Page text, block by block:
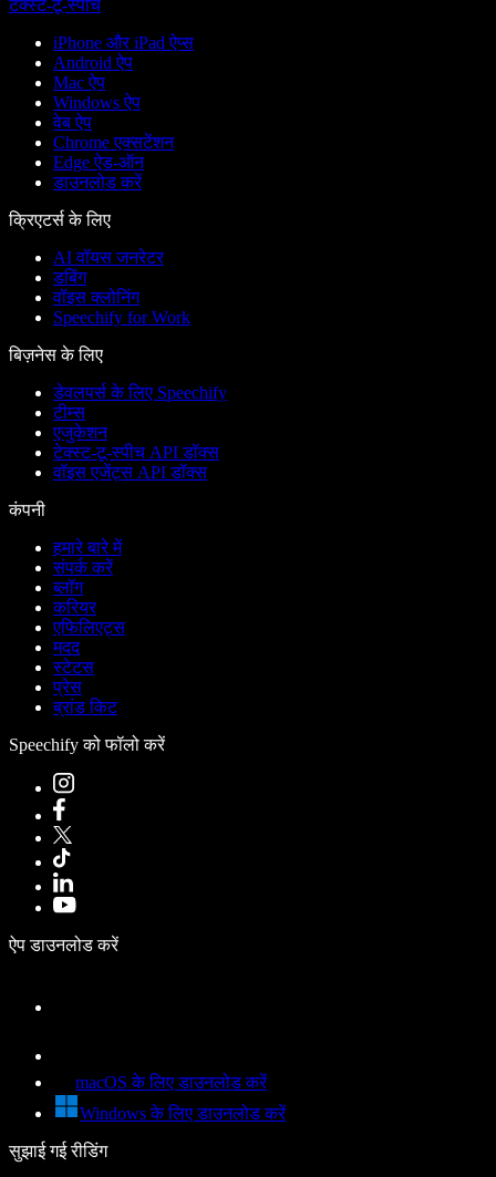
टेक्स्ट-टू-स्पीच
iPhone और iPad ऐप्स
Android ऐप
Mac ऐप
Windows ऐप
वेब ऐप
Chrome एक्सटेंशन
Edge ऐड-ऑन
डाउनलोड करें
क्रिएटर्स के लिए
AI वॉयस जनरेटर
डबिंग
वॉइस क्लोनिंग
Speechify for Work
बिज़नेस के लिए
डेवलपर्स के लिए Speechify
टीम्स
एजुकेशन
टेक्स्ट-टू-स्पीच API डॉक्स
वॉइस एजेंट्स API डॉक्स
कंपनी
हमारे बारे में
संपर्क करें
ब्लॉग
करियर
एफिलिएट्स
मदद
स्टेटस
प्रेस
ब्रांड किट
Speechify को फॉलो करें
ऐप डाउनलोड करें
macOS के लिए डाउनलोड करें
Windows के लिए डाउनलोड करें
सुझाई गई रीडिंग